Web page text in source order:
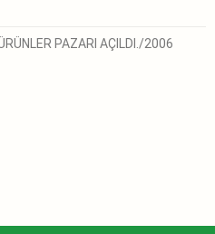
PAZARI AÇILDI./2006